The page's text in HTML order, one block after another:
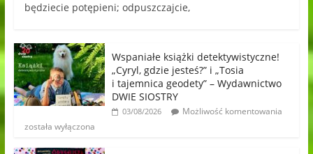
będziecie potępieni; odpuszczajcie,
Wspaniałe książki detektywistyczne!
„Cyryl, gdzie jesteś?” i „Tosia
i tajemnica geodety” – Wydawnictwo
DWIE SIOSTRY
03/08/2026
Możliwość komentowania
została wyłączona